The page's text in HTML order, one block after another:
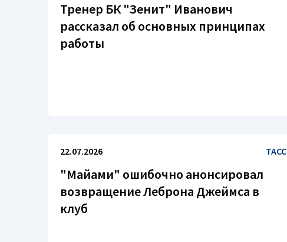
Тренер БК "Зенит" Иванович
рассказал об основных принципах
работы
22.07.2026 ТАСС
"Майами" ошибочно анонсировал
возвращение Леброна Джеймса в
клуб